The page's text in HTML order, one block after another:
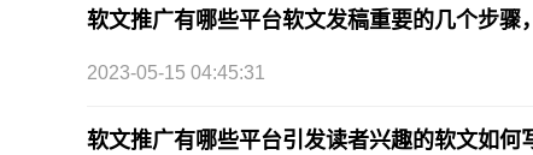
软文推广有哪些平台软文发稿重要的几个步骤
2023-05-15 04:45:31
软文推广有哪些平台引发读者兴趣的软文如何